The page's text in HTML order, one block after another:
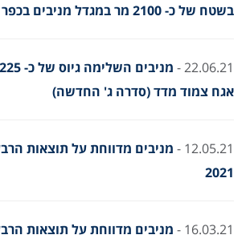
בשטח של כ- 2100 מר במגדל מניבים בכפר סבא
22.06.21 - מניבים השלימה גיוס של כ- 225 מיליון
אגח צמוד מדד (סדרה ג' החדשה)
12.05.21 -
מניבים מדווחת על תוצאות
2021
16.03.21 -
מניבים מדווחת על תוצאות